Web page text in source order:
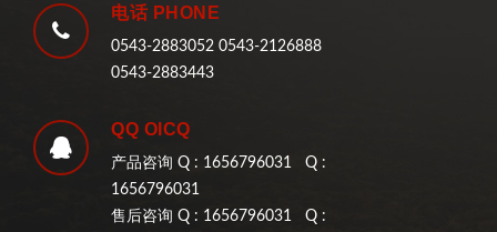
电话 PHONE
0543-2883052 0543-2126888
0543-2883443
QQ OICQ
产品咨询 Q : 1656796031 Q :
1656796031
售后咨询 Q : 1656796031 Q :